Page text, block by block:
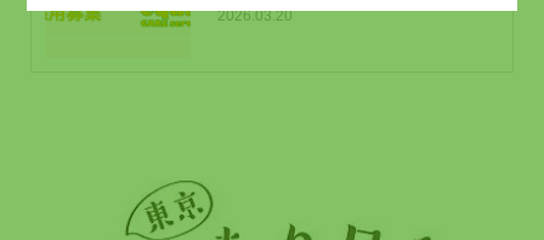
2026.03.20